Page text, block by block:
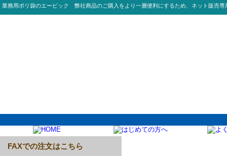
業務用ポリ袋のエービック 弊社商品のご購入をより一層便利にするため、ネット販売
FAXでの注文はこちら